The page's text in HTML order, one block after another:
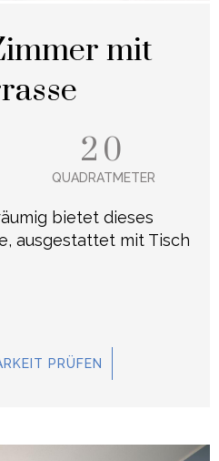
mit
20
QUADRATMETER
bietet dieses
ausgestattet mit Tisch
PRÜFEN